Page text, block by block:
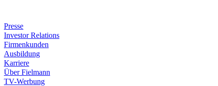
Presse
Investor Relations
Firmenkunden
Ausbildung
Karriere
Über Fielmann
TV-Werbung